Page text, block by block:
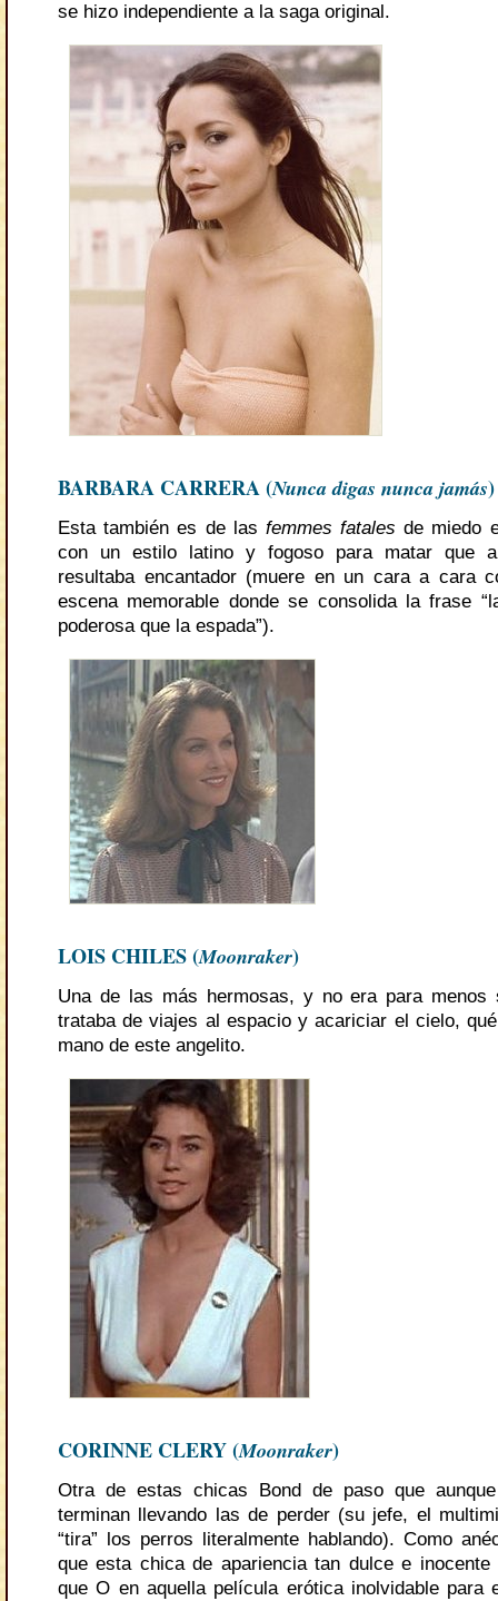
se hizo independiente a la saga original.
BARBARA CARRERA (Nunca digas nunca jamás)
Esta también es de las femmes fatales de miedo
con un estilo latino y fogoso para matar que
resultaba encantador (muere en un cara a cara
escena memorable donde se consolida la frase
poderosa que la espada”).
LOIS CHILES (Moonraker)
Una de las más hermosas, y no era para
trataba de viajes al espacio y acariciar el cielo,
mano de este angelito.
CORINNE CLERY (Moonraker)
Otra de estas chicas Bond de paso que
terminan llevando las de perder (su jefe, el
“tira” los perros literalmente hablando). Como
que esta chica de apariencia tan dulce e inocente
que O en aquella película erótica inolvidable para